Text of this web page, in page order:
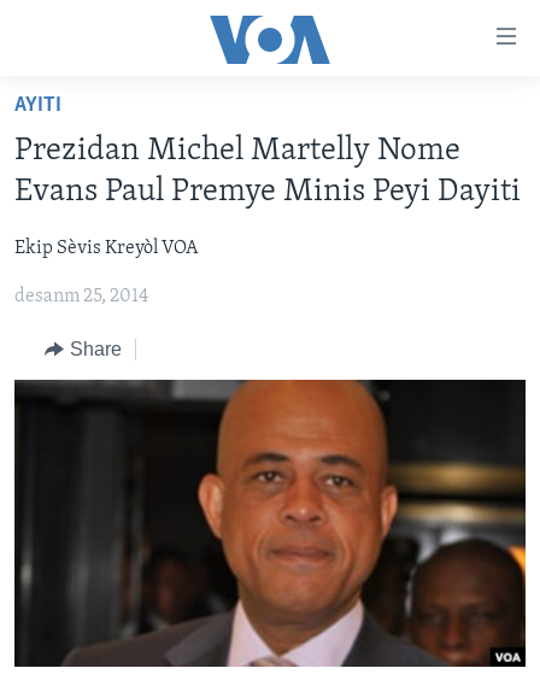
Skip
main
content
to
Navigation
Search
ENTÈNASYONAL
VIDEO
FLASHPOINT IKRÈN
Learning English
AYITI
Prezidan Michel Martelly Nome
Evans Paul Premye Minis Peyi Dayiti
Ekip Sèvis Kreyòl VOA
desanm 25, 2014
Share